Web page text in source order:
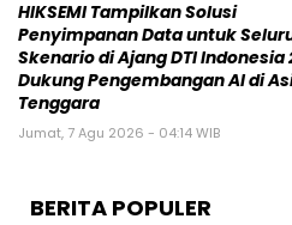
HIKSEMI Tampilkan Solusi
Penyimpanan Data untuk
Skenario di Ajang DTI Indonesia
Dukung Pengembangan AI di
Tenggara
Jumat, 7 Agu 2026 - 04:14 WIB
BERITA POPULER